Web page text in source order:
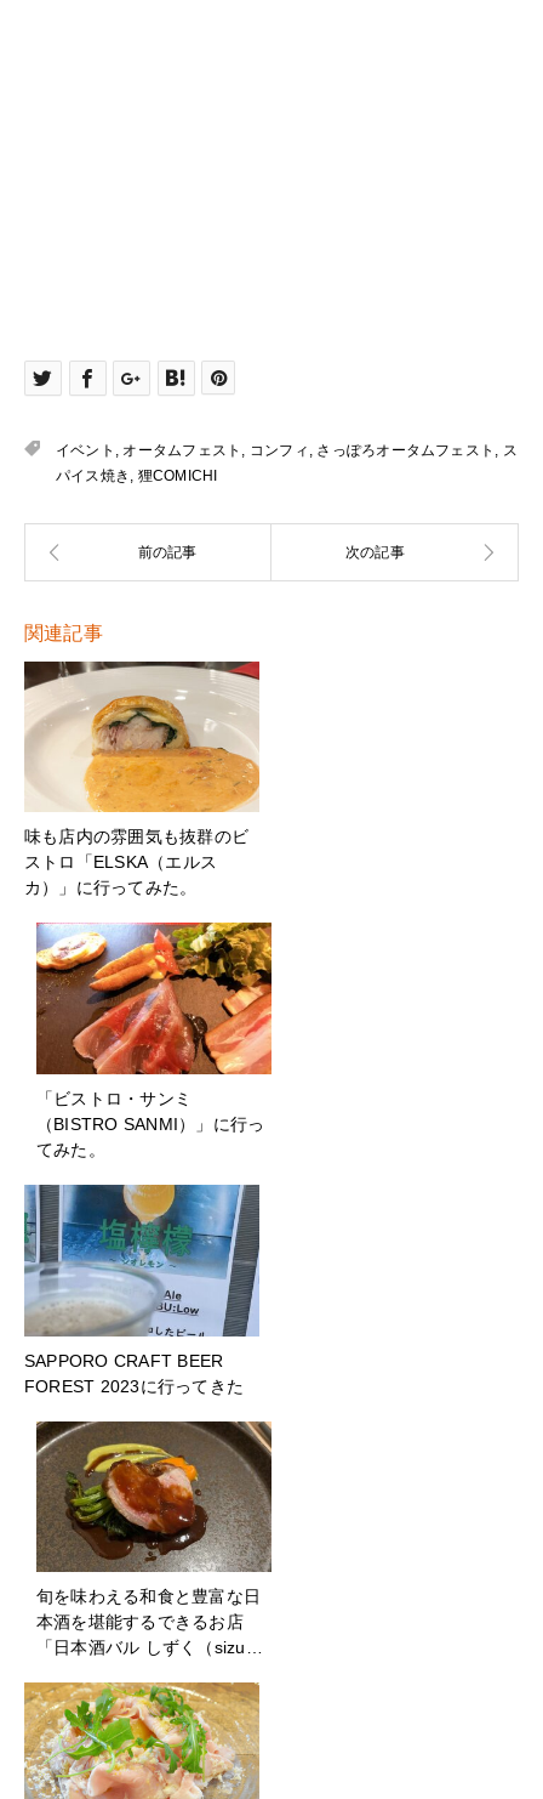
イベント オータムフェスト コンフィ さっぽろオータムフェスト
ス
パイス焼き
狸COMICHI
関連記事
味も店内の雰囲気も抜群のビ
ストロ「ELSKA（エルス
カ）」に行ってみた。
「ビストロ・サンミ
（BISTRO SANMI）」に行っ
てみた。
SAPPORO CRAFT BEER
FOREST 2023に行ってきた
旬を味わえる和食と豊富な日
本酒を堪能するできるお店
「日本酒バル しずく（sizu…